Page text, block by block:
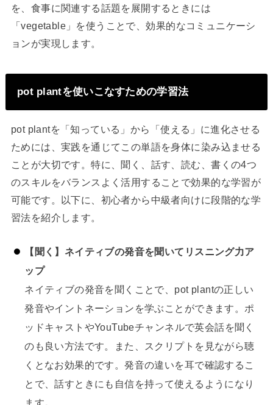
を、食事に関連する話題を展開するときには
「vegetable」を使うことで、効果的なコミュニケーシ
ョンが実現します。
pot plantを使いこなすための学習法
pot plantを「知っている」から「使える」に進化させる
ためには、実践を通じてこの単語を身体に染み込ませる
ことが大切です。特に、聞く、話す、読む、書くの4つ
のスキルをバランスよく活用することで効果的な学習が
可能です。以下に、初心者から中級者向けに段階的な学
習法を紹介します。
【聞く】ネイティブの発音を聞いてリスニング力ア
ップ
ネイティブの発音を聞くことで、pot plantの正しい
発音やイントネーションを学ぶことができます。ポ
ッドキャストやYouTubeチャンネルで英会話を聞く
のも良い方法です。また、スクリプトを見ながら聴
くとなお効果的です。発音の違いを耳で確認するこ
とで、話すときにも自信を持って使えるようになり
ます。